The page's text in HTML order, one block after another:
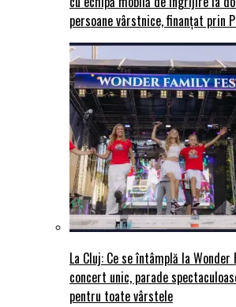
persoane vârstnice, finanțat prin
La Cluj: Ce se întâmplă la
concert unic, parade
pentru toate vârstele